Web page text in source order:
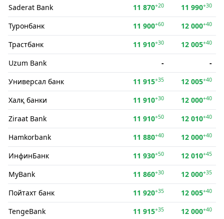
Saderat Bank 11 870+20 11 990+30
Туронбанк 11 900+60 12 000+40
Трастбанк 11 910+30 12 005+40
Uzum Bank -
-
Универсал банк
11 915+35 12 005+40
Халқ банки 11 910+30 12 000+40
Ziraat Bank 11 910+50 12 010+40
Hamkorbank 11 880+40 12 000+40
ИнфинБанк 11 930+50 12 010+45
MyBank 11 860+30 12 000+35
Пойтахт банк 11 920+35 12 005+40
TengeBank 11 915+35 12 000+40